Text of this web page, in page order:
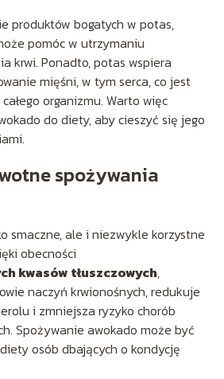
produktów bogatych w potas,
pomóc w utrzymaniu
krwi. Ponadto, potas wspiera
mięśni, w tym serca, co jest
organizmu. Warto więc
do diety, aby cieszyć się jego
spożywania
smaczne, ale i niezwykle korzystne
obecności
kwasów tłuszczowych,
naczyń krwionośnych, redukuje
i zmniejsza ryzyko chorób
Spożywanie awokado może być
osób dbających o kondycję